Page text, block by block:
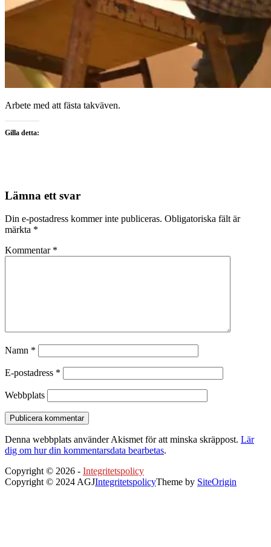
Arbete med att fästa takväven.
Gilla detta:
Lämna ett svar
Din e-postadress kommer inte publiceras. Obligatoriska fält är
märkta *
Kommentar *
Namn *
E-postadress *
Webbplats
Denna webbplats använder Akismet för att minska skräppost. Lär
dig om hur din kommentarsdata bearbetas.
Copyright © 2026 - Integritetspolicy
Copyright © 2024 AGJIntegritetspolicyTheme by SiteOrigin